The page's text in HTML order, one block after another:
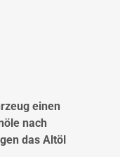
einen
nach
das Altöl